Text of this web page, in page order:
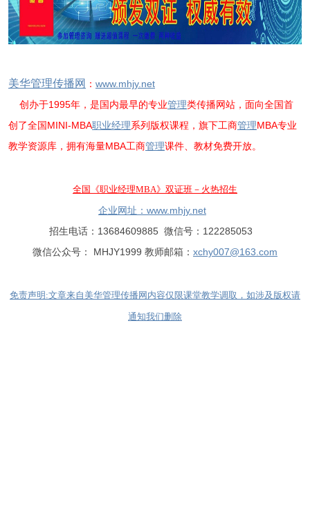
美华管理传播网 ： www.mhjy.net
创办于1995年，是国内最早的专业管理类传播网站，面向全国首
创了全国MINI-MBA职业经理系列版权课程，旗下工商管理MBA专业
教学资源库，拥有海量MBA工商管理课件、教材免费开放。
全国《职业经理MBA》双证班 －火热招生
企业网址： www.mhjy.net
招生电话：13684609885 微信号：122285053
微信公众号： MHJY1999 教师邮箱： xchy007@163.com
免责声明:文章来自美华管理传播网内容仅限课堂教学调取，如涉及版权请
通知我们删除